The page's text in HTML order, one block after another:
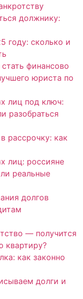
должнику:
году: сколько и
финансово
юриста по
лиц под ключ:
разобраться
рассрочку: как
лиц: россияне
реальные
долгов
— получится
квартиру?
как законно
долги и